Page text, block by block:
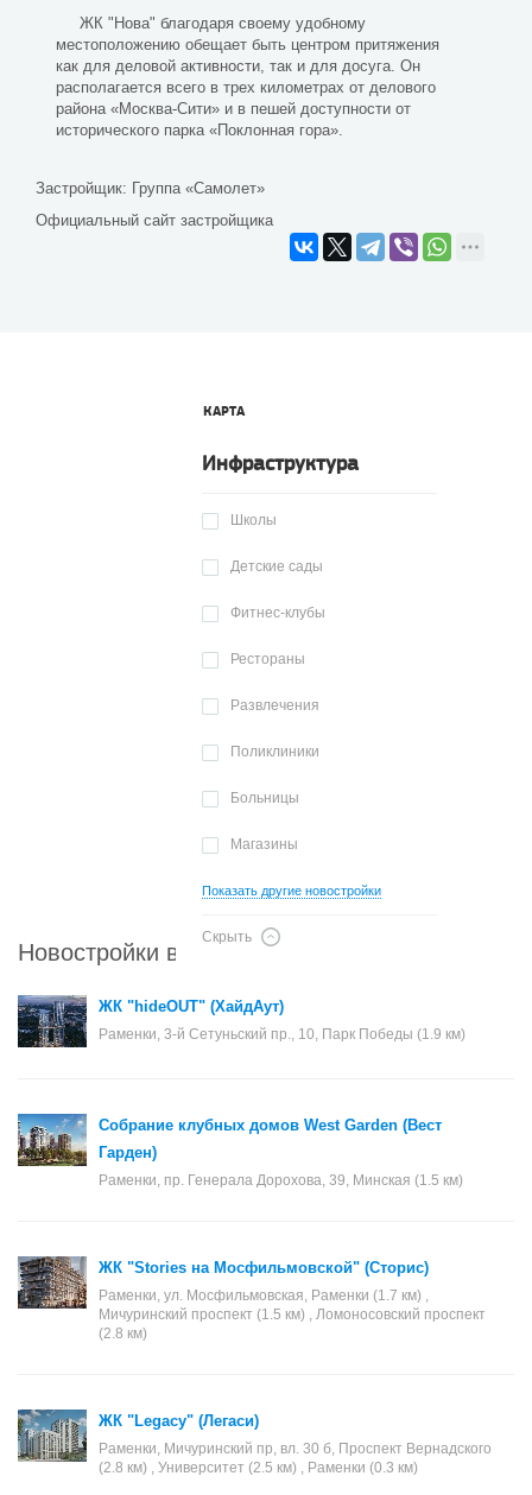
ЖК "Нова" благодаря своему удобному
местоположению обещает быть центром притяжения
как для деловой активности, так и для досуга. Он
располагается всего в трех километрах от делового
района «Москва-Сити» и в пешей доступности от
исторического парка «Поклонная гора».
Застройщик: Группа «Самолет»
Официальный сайт застройщика
КАРТА
Инфраструктура
Школы
Детские сады
Фитнес-клубы
Рестораны
Развлечения
Поликлиники
Больницы
Магазины
Показать другие новостройки
Скрыть
Новостройки в районе Раменки
ЖК "hideOUT" (ХайдАут)
Раменки, 3-й Сетуньский пр., 10, Парк Победы (1.9 км)
Собрание клубных домов West Garden (Вест
Гарден)
Раменки, пр. Генерала Дорохова, 39, Минская (1.5 км)
ЖК "Stories на Мосфильмовской" (Сторис)
Раменки, ул. Мосфильмовская, Раменки (1.7 км) ,
Мичуринский проспект (1.5 км) , Ломоносовский проспект
(2.8 км)
ЖК "Legacy" (Легаси)
Раменки, Мичуринский пр, вл. 30 б, Проспект Вернадского
(2.8 км) , Университет (2.5 км) , Раменки (0.3 км)